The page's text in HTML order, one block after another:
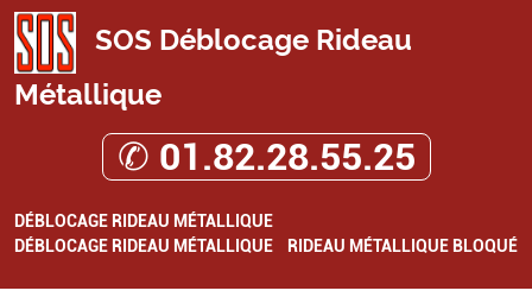
SOS Déblocage Rideau
Métallique
✆ 01.82.28.55.25
DÉBLOCAGE RIDEAU MÉTALLIQUE
DÉBLOCAGE RIDEAU MÉTALLIQUE
RIDEAU MÉTALLIQUE BLOQUÉ